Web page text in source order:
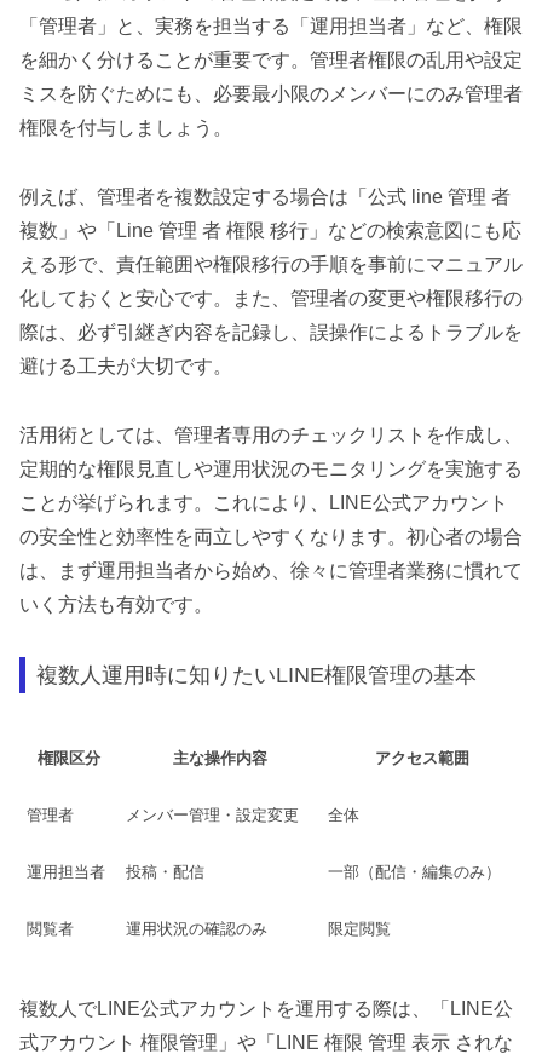
「管理者」と、実務を担当する「運用担当者」など、権限
を細かく分けることが重要です。管理者権限の乱用や設定
ミスを防ぐためにも、必要最小限のメンバーにのみ管理者
権限を付与しましょう。
例えば、管理者を複数設定する場合は「公式 line 管理 者
複数」や「Line 管理 者 権限 移行」などの検索意図にも応
える形で、責任範囲や権限移行の手順を事前にマニュアル
化しておくと安心です。また、管理者の変更や権限移行の
際は、必ず引継ぎ内容を記録し、誤操作によるトラブルを
避ける工夫が大切です。
活用術としては、管理者専用のチェックリストを作成し、
定期的な権限見直しや運用状況のモニタリングを実施する
ことが挙げられます。これにより、LINE公式アカウント
の安全性と効率性を両立しやすくなります。初心者の場合
は、まず運用担当者から始め、徐々に管理者業務に慣れて
いく方法も有効です。
複数人運用時に知りたいLINE権限管理の基本
権限区分 主な操作内容 アクセス範囲
管理者 メンバー管理・設定変更 全体
運用担当者 投稿・配信 一部（配信・編集のみ）
閲覧者 運用状況の確認のみ 限定閲覧
複数人でLINE公式アカウントを運用する際は、「LINE公
式アカウント 権限管理」や「LINE 権限 管理 表示 されな